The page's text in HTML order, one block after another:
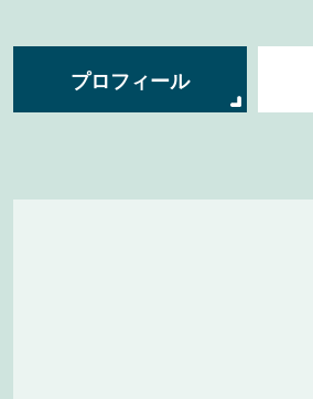
プロフィール